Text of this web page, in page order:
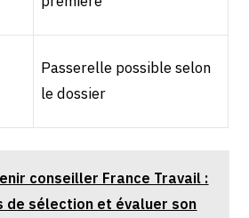
Passerelle possible selon
le dossier
conseiller France Travail :
de sélection et évaluer son